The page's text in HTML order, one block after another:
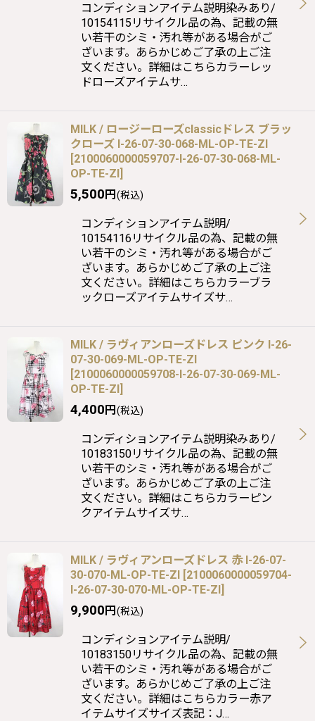
コンディションアイテム説明染みあり/
10154115リサイクル品の為、記載の無
い若干のシミ・汚れ等がある場合がご
ざいます。あらかじめご了承の上ご注
文ください。詳細はこちらカラーレッ
ドローズアイテムサ…
MILK / ロージーローズclassicドレス ブラッ
クローズ I-26-07-30-068-ML-OP-TE-ZI
[2100060000059707-I-26-07-30-068-ML-
OP-TE-ZI]
5,500円(税込)
コンディションアイテム説明/
10154116リサイクル品の為、記載の無
い若干のシミ・汚れ等がある場合がご
ざいます。あらかじめご了承の上ご注
文ください。詳細はこちらカラーブラ
ックローズアイテムサイズサ…
MILK / ラヴィアンローズドレス ピンク I-26-
07-30-069-ML-OP-TE-ZI
[2100060000059708-I-26-07-30-069-ML-
OP-TE-ZI]
4,400円(税込)
コンディションアイテム説明染みあり/
10183150リサイクル品の為、記載の無
い若干のシミ・汚れ等がある場合がご
ざいます。あらかじめご了承の上ご注
文ください。詳細はこちらカラーピン
クアイテムサイズサ…
MILK / ラヴィアンローズドレス 赤 I-26-07-
30-070-ML-OP-TE-ZI [2100060000059704-
I-26-07-30-070-ML-OP-TE-ZI]
9,900円(税込)
コンディションアイテム説明/
10183150リサイクル品の為、記載の無
い若干のシミ・汚れ等がある場合がご
ざいます。あらかじめご了承の上ご注
文ください。詳細はこちらカラー赤ア
イテムサイズサイズ表記：J…